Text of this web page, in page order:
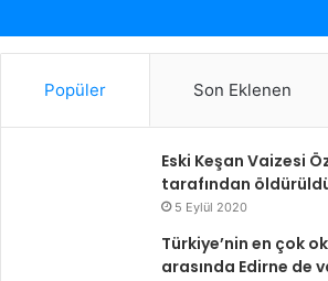
Popüler Son Eklenen
Eski Keşan Vaizesi
tarafından
5 Eylül 2020
Türkiye’nin en çok
arasında Edirne de